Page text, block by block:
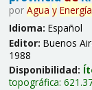
por Agua y Energía
Idioma: Español
Editor: Buenos
1988
Disponibilidad:
topográfica: